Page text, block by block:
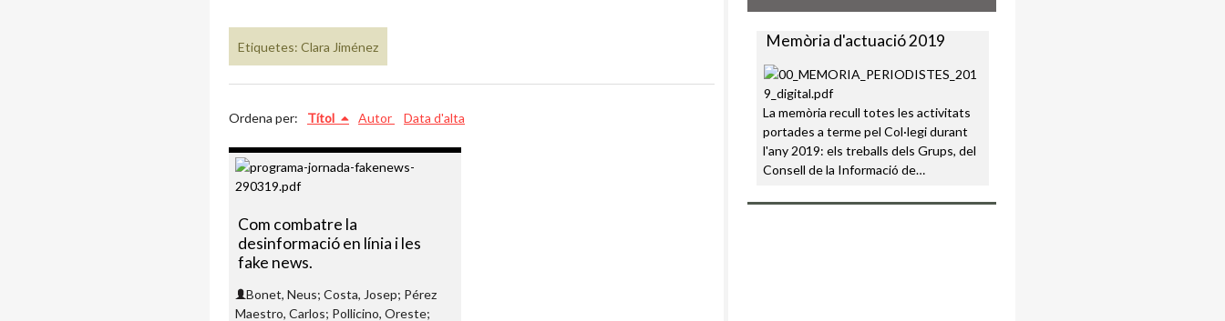
Etiquetes: Clara Jiménez
Ordena per: Títol Autor Data d'alta
Com combatre la
desinformació en línia i les
fake news.
Bonet, Neus; Costa, Josep; Pérez
Maestro, Carlos; Pollicino, Oreste;
Memòria d'actuació 2019
La memòria recull totes les activitats
portades a terme pel Col·legi durant
l'any 2019: els treballs dels Grups, del
Consell de la Informació de…